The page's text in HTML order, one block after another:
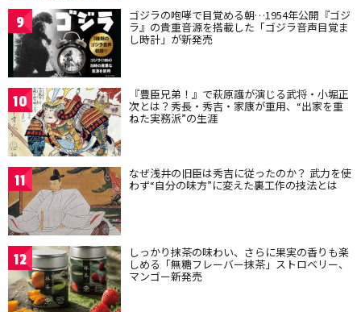
9 ゴジラの咆哮で目覚める朝…1954年公開『ゴジ
ラ』の貴重音源を搭載した「ゴジラ音声目覚ま
し時計」が新発売
10 『豊臣兄弟！』で萩原護が演じる武将・小堀正
次とは？秀長・秀吉・家康が重用、“出家を重
ねた実務派”の生涯
11 なぜ浅井の旧臣は秀吉に従ったのか？ 武力を使
わず“自分の味方”に変えた裏工作の技法とは
12 しっかり抹茶の味わい、さらに果実の香りも楽
しめる「無糖フレーバー抹茶」ストロベリー、
マンゴー新発売